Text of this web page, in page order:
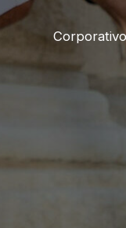
Corporativo